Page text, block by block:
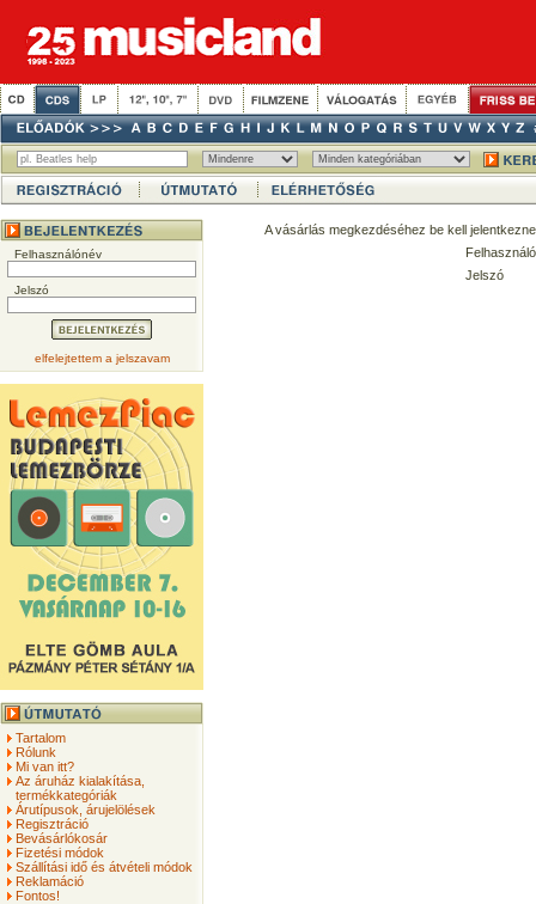
Felhasználónév
Jelszó
elfelejtettem a jelszavam
Tartalom
Rólunk
Mi van itt?
Az áruház kialakítása,
termékkategóriák
Árutípusok, árujelölések
Regisztráció
Bevásárlókosár
Fizetési módok
Szállítási idő és átvételi módok
Reklamáció
Fontos!
A vásárlás megkezdéséhez be kell
Jelszó